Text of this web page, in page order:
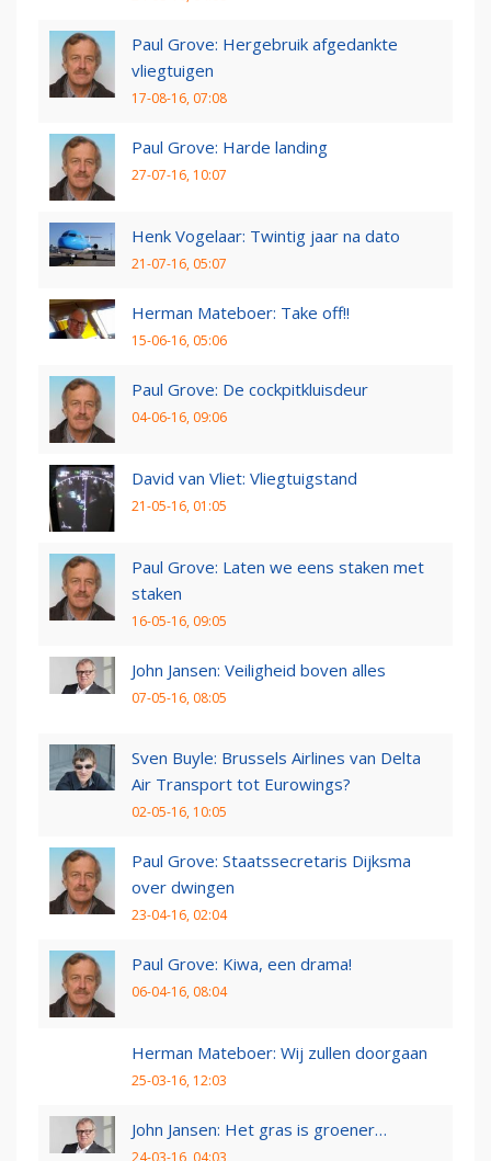
Paul Grove: Hergebruik afgedankte
vliegtuigen
17-08-16, 07:08
Paul Grove: Harde landing
27-07-16, 10:07
Henk Vogelaar: Twintig jaar na dato
21-07-16, 05:07
Herman Mateboer: Take off!!
15-06-16, 05:06
Paul Grove: De cockpitkluisdeur
04-06-16, 09:06
David van Vliet: Vliegtuigstand
21-05-16, 01:05
Paul Grove: Laten we eens staken met
staken
16-05-16, 09:05
John Jansen: Veiligheid boven alles
07-05-16, 08:05
Sven Buyle: Brussels Airlines van Delta
Air Transport tot Eurowings?
02-05-16, 10:05
Paul Grove: Staatssecretaris Dijksma
over dwingen
23-04-16, 02:04
Paul Grove: Kiwa, een drama!
06-04-16, 08:04
Herman Mateboer: Wij zullen doorgaan
25-03-16, 12:03
John Jansen: Het gras is groener…